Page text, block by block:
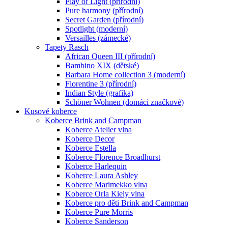
Pure harmony (přírodní)
Secret Garden (přírodní)
Spotlight (moderní)
Versailles (zámecké)
Tapety Rasch
African Queen III (přírodní)
Bambino XIX (dětské)
Barbara Home collection 3 (moderní)
Florentine 3 (přírodní)
Indian Style (grafika)
Schöner Wohnen (domácí značkové)
Kusové koberce
Koberce Brink and Campman
Koberce Atelier vlna
Koberce Decor
Koberce Estella
Koberce Florence Broadhurst
Koberce Harlequin
Koberce Laura Ashley
Koberce Marimekko vlna
Koberce Orla Kiely vlna
Koberce pro děti Brink and Campman
Koberce Pure Morris
Koberce Sanderson